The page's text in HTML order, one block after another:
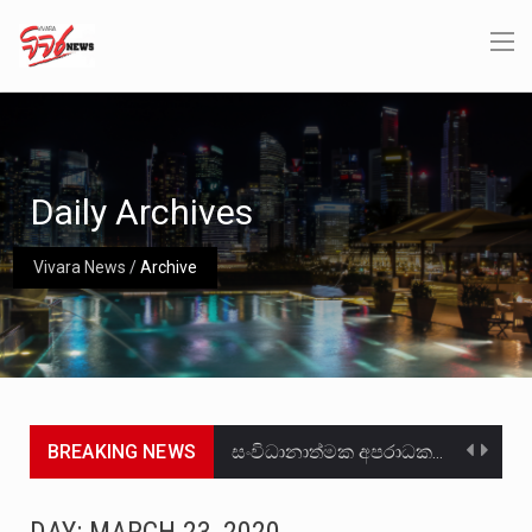
Vivara News /Archive
Daily Archives
BREAKING NEWS සංවිධානාත්මක අපරාධකරුවකු වන ලොකු පැටිගේ ප්‍රධාන වෙඩික්කරු බවට සැක කරන ගිං ගඟේ ගිල්වා මරා දමා…